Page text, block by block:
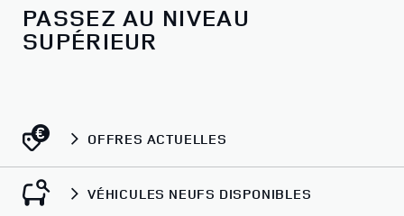
PASSEZ AU NIVEAU
SUPÉRIEUR
OFFRES ACTUELLES
VÉHICULES NEUFS DISPONIBLES